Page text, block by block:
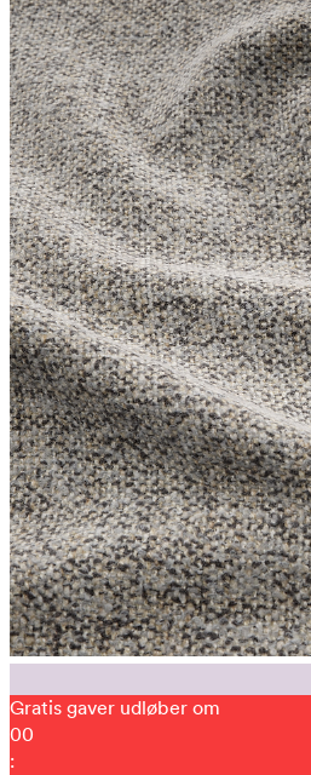
Gratis gaver udløber om
00
: